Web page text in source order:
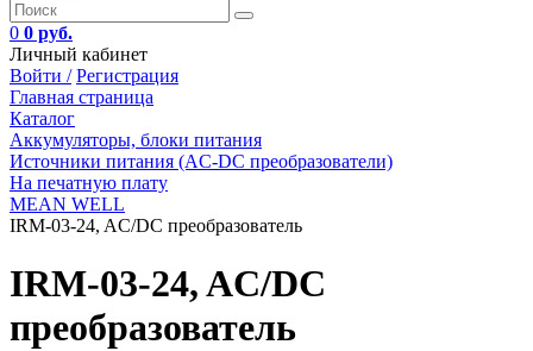
0 0 руб.
Личный кабинет
Войти / Регистрация
Главная страница
Каталог
Аккумуляторы, блоки питания
Источники питания (AC-DC преобразователи)
На печатную плату
MEAN WELL
IRM-03-24, AC/DC преобразователь
IRM-03-24, AC/DC
преобразователь